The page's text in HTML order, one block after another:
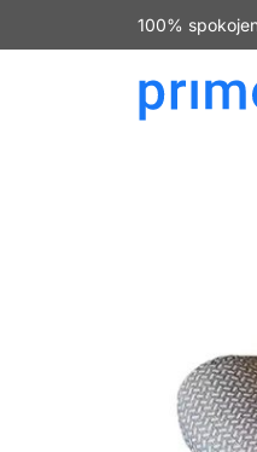
100%